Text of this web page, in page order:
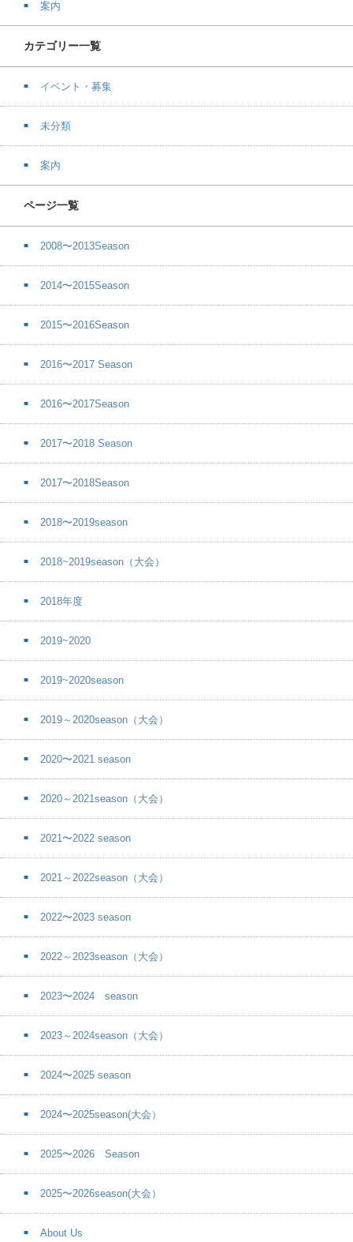
案内
カテゴリー一覧
イベント・募集
未分類
案内
ページ一覧
2008〜2013Season
2014〜2015Season
2015〜2016Season
2016〜2017 Season
2016〜2017Season
2017〜2018 Season
2017〜2018Season
2018〜2019season
2018~2019season（大会）
2018年度
2019~2020
2019~2020season
2019～2020season（大会）
2020〜2021 season
2020～2021season（大会）
2021〜2022 season
2021～2022season（大会）
2022〜2023 season
2022～2023season（大会）
2023〜2024 season
2023～2024season（大会）
2024〜2025 season
2024〜2025season(大会）
2025〜2026 Season
2025〜2026season(大会）
About Us